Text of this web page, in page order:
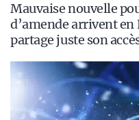
Mauvaise nouvelle
d’amende arrivent
partage juste son